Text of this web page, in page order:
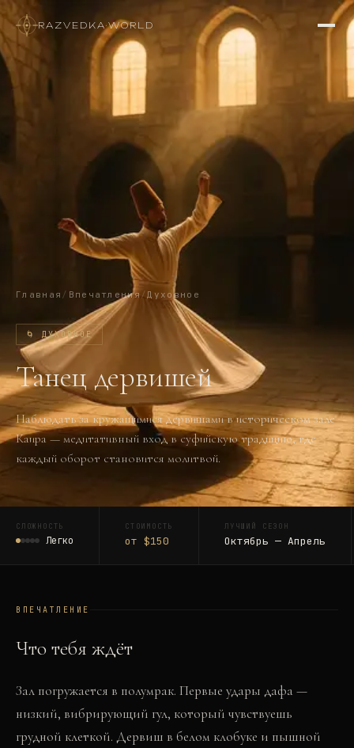
RAZVEDKA·WORLD
Главная / Впечатления/Духовное
🌀 ДУХОВНОЕ
Танец дервишей
Наблюдать за кружащимися дервишами в историческом зале
Каира — медитативный вход в суфийскую традицию, где
каждый оборот становится молитвой.
СЛОЖНОСТЬ
Легко
СТОИМОСТЬ
от $150
ЛУЧШИЙ СЕЗОН
Октябрь — Апрель
ВПЕЧАТЛЕНИЕ
Что тебя ждёт
Зал погружается в полумрак. Первые удары дафа —
низкий, вибрирующий гул, который чувствуешь
грудной клеткой. Дервиш в белом клобуке и пышной